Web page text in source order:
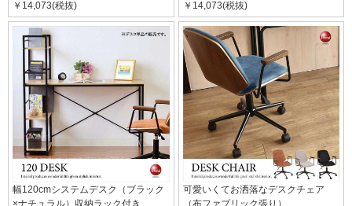
￥14,073(税抜)
￥14,073(税抜)
幅120cmシステムデスク（ブラック
×ナチュラル）収納ラック付き
可愛いくてお洒落なデスクチェア
（布ファブリック張り）